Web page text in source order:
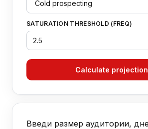
SATURATION THRESHOLD (FREQ)
Calculate projection
Введи размер аудитории,